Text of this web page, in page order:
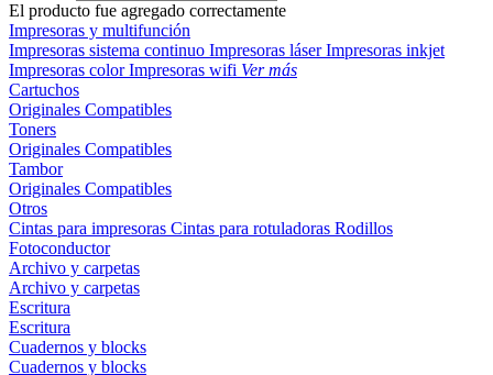
El producto fue agregado correctamente
Impresoras y multifunción
Impresoras sistema continuo Impresoras láserImpresoras inkjet
Impresoras colorImpresoras wifi Ver más
Cartuchos
Originales Compatibles
Toners
Originales Compatibles
Tambor
Originales Compatibles
Otros
Cintas para impresoras Cintas para rotuladoras Rodillos
Fotoconductor
Archivo y carpetas
Archivo y carpetas
Escritura
Escritura
Cuadernos y blocks
Cuadernos y blocks